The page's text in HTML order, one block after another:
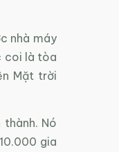
nhà máy
coi là tòa
Mặt trời
Nó
gia